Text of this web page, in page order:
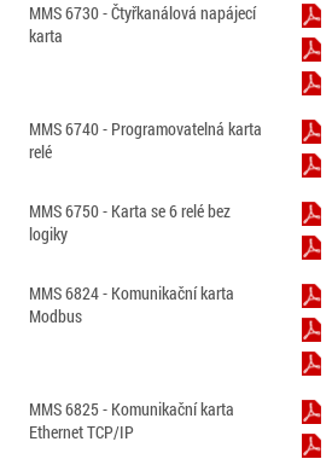
MMS 6730 - Čtyřkanálová napájecí
karta
MMS 6740 - Programovatelná karta
relé
MMS 6750 - Karta se 6 relé bez
logiky
MMS 6824 - Komunikační karta
Modbus
MMS 6825 - Komunikační karta
Ethernet TCP/IP